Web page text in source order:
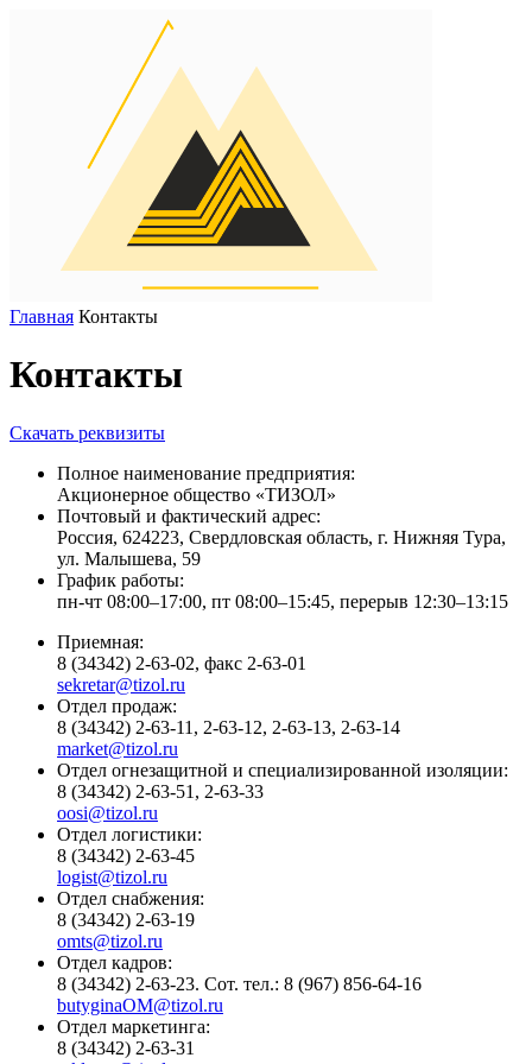
Главная Контакты
Контакты
Скачать реквизиты
Полное наименование предприятия:
Акционерное общество «ТИЗОЛ»
Почтовый и фактический адрес:
Россия, 624223, Свердловская область, г. Нижняя Тура,
ул. Малышева, 59
График работы:
пн-чт 08:00–17:00, пт 08:00–15:45, перерыв 12:30–13:15
Приемная:
8 (34342) 2-63-02, факс 2-63-01
sekretar@tizol.ru
Отдел продаж:
8 (34342) 2-63-11, 2-63-12, 2-63-13, 2-63-14
market@tizol.ru
Отдел огнезащитной и специализированной изоляции:
8 (34342) 2-63-51, 2-63-33
oosi@tizol.ru
Отдел логистики:
8 (34342) 2-63-45
logist@tizol.ru
Отдел снабжения:
8 (34342) 2-63-19
omts@tizol.ru
Отдел кадров:
8 (34342) 2-63-23. Сот. тел.: 8 (967) 856-64-16
butyginaOM@tizol.ru
Отдел маркетинга:
8 (34342) 2-63-31